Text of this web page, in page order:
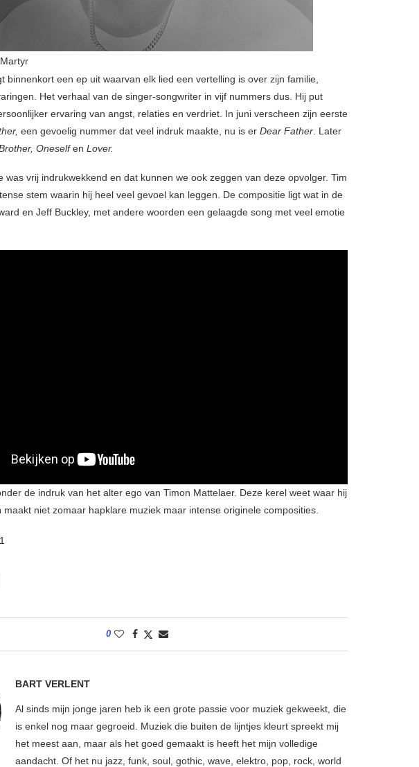
binnenkort een ep uit waarvan elk lied een vertelling is over zijn familie,
Het verhaal van de singer-songwriter in vijf nummers dus. Hij put
ervaring van angst, relaties en verdriet. In juni verscheen zijn eerste
een gevoelig nummer dat veel indruk maakte, nu is er Dear Father. Later
Oneselfen Lover.
was vrij indrukwekkend en dat kunnen we ook zeggen van deze opvolger. Tim
stem waarin hij heel veel gevoel kan leggen. De compositie ligt wat in de
en Jeff Buckley, met andere woorden een gelaagde song met veel emotie
de indruk van het alter ego van Timon Mattelaer. Deze kerel weet waar hij
maakt niet zomaar hapklare muziek maar intense originele composities.
0
BART VERLENT
Al sinds mijn jonge jaren heb ik een grote passie voor muziek gekweekt, die
is enkel nog maar gegroeid. Muziek die buiten de lijntjes kleurt spreekt mij
het meest aan, maar als het goed gemaakt is heeft het mijn volledige
aandacht. Of het nu jazz, funk, soul, gothic, wave, elektro, pop, rock, world